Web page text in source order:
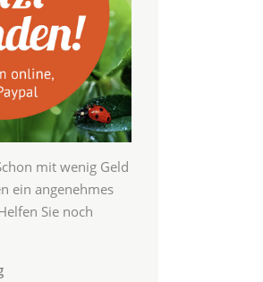
mit wenig Geld
ein angenehmes
Sie noch